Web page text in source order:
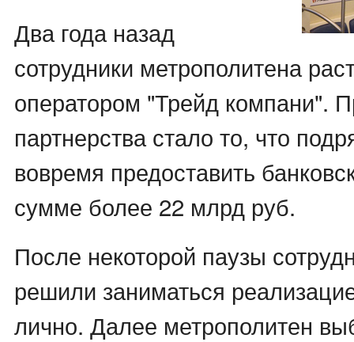
Два года назад
сотрудники метрополитена
оператором "Трейд компани".
партнерства стало то, что
вовремя предоставить
сумме более 22 млрд руб.
После некоторой паузы
решили заниматься
лично. Далее метрополитен